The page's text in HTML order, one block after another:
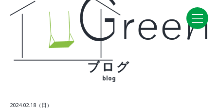
CONCEPT・BUILD
ブログ
blog
2024.02.18（日）